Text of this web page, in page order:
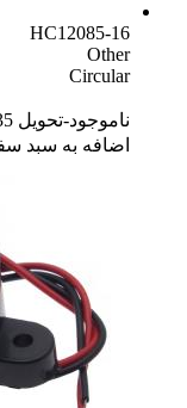
HC12085-16
Other
Circular
ناموجود-تحویل 35 روزه
اضافه به سبد